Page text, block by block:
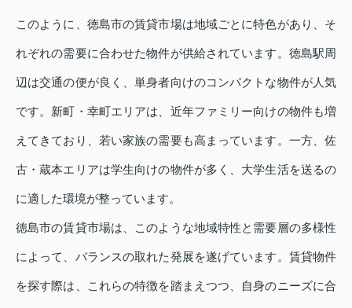
このように、徳島市の賃貸市場は地域ごとに特色があり、そ
れぞれの需要に合わせた物件が供給されています。徳島駅周
辺は交通の便が良く、単身者向けのコンパクトな物件が人気
です。新町・幸町エリアは、近年ファミリー向けの物件も増
えてきており、若い家族の需要も高まっています。一方、佐
古・蔵本エリアは学生向けの物件が多く、大学生活を送るの
に適した環境が整っています。
徳島市の賃貸市場は、このような地域特性と需要層の多様性
によって、バランスの取れた発展を遂げています。賃貸物件
を探す際は、これらの特徴を踏まえつつ、自身のニーズに合